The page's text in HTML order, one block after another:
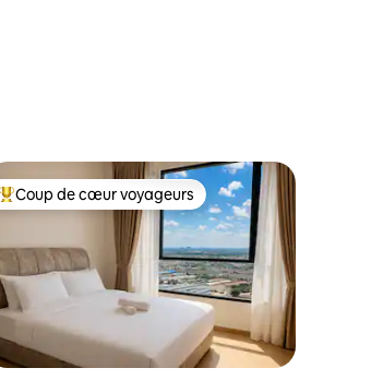
Coups de cœur voyageurs les plus appréciés
Coup de cœur voyageurs